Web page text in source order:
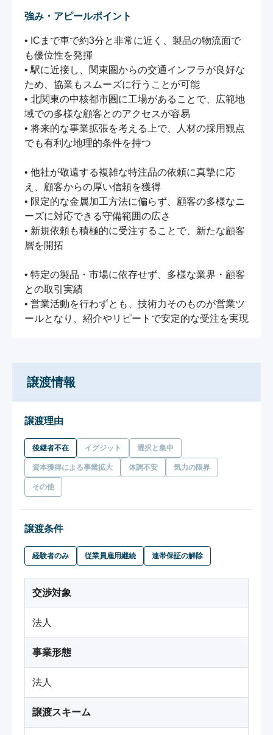
強み・アピールポイント
• ICまで車で約3分と非常に近く、製品の物流面で
も優位性を発揮
• 駅に近接し、関東圏からの交通インフラが良好な
ため、協業もスムーズに行うことが可能
• 北関東の中核都市圏に工場があることで、広範地
域での多様な顧客とのアクセスが容易
• 将来的な事業拡張を考える上で、人材の採用観点
でも有利な地理的条件を持つ
• 他社が敬遠する複雑な特注品の依頼に真摯に応
え、顧客からの厚い信頼を獲得
• 限定的な金属加工方法に偏らず、顧客の多様なニ
ーズに対応できる守備範囲の広さ
• 新規依頼も積極的に受注することで、新たな顧客
層を開拓
• 特定の製品・市場に依存せず、多様な業界・顧客
との取引実績
• 営業活動を行わずとも、技術力そのものが営業ツ
ールとなり、紹介やリピートで安定的な受注を実現
譲渡情報
譲渡理由
後継者不在 イグジット 選択と集中
資本獲得による事業拡大 体調不安 気力の限界
その他
譲渡条件
経験者のみ 従業員雇用継続 連帯保証の解除
交渉対象
法人
事業形態
法人
譲渡スキーム